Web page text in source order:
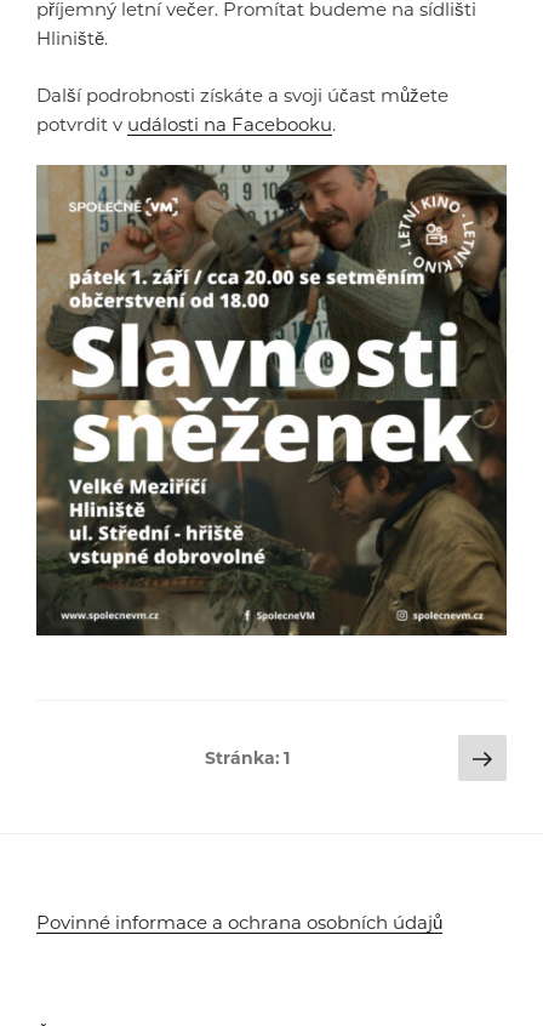
příjemný letní večer. Promítat budeme na sídlišti
Hliniště.
Další podrobnosti získáte a svoji účast můžete
potvrdit v události na Facebooku.
Stránka:1
Povinné informace a ochrana osobních údajů